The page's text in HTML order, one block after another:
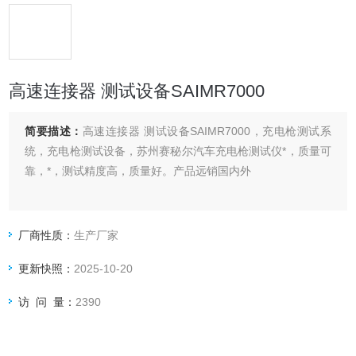
高速连接器 测试设备SAIMR7000
简要描述： 高速连接器 测试设备SAIMR7000，充电枪测试系
统，充电枪测试设备，苏州赛秘尔汽车充电枪测试仪*，质量可
靠，*，测试精度高，质量好。产品远销国内外
厂商性质：生产厂家
更新快照： 2025-10-20
访 问 量： 2390